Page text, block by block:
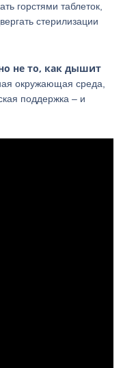
горстями таблеток,
стерилизации
не то, как дышит
окружающая среда,
поддержка – и